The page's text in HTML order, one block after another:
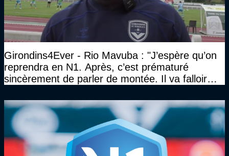
Girondins4Ever - Rio Mavuba : "J’espère qu’on
reprendra en N1. Après, c’est prématuré
sincèrement de parler de montée. Il va falloir